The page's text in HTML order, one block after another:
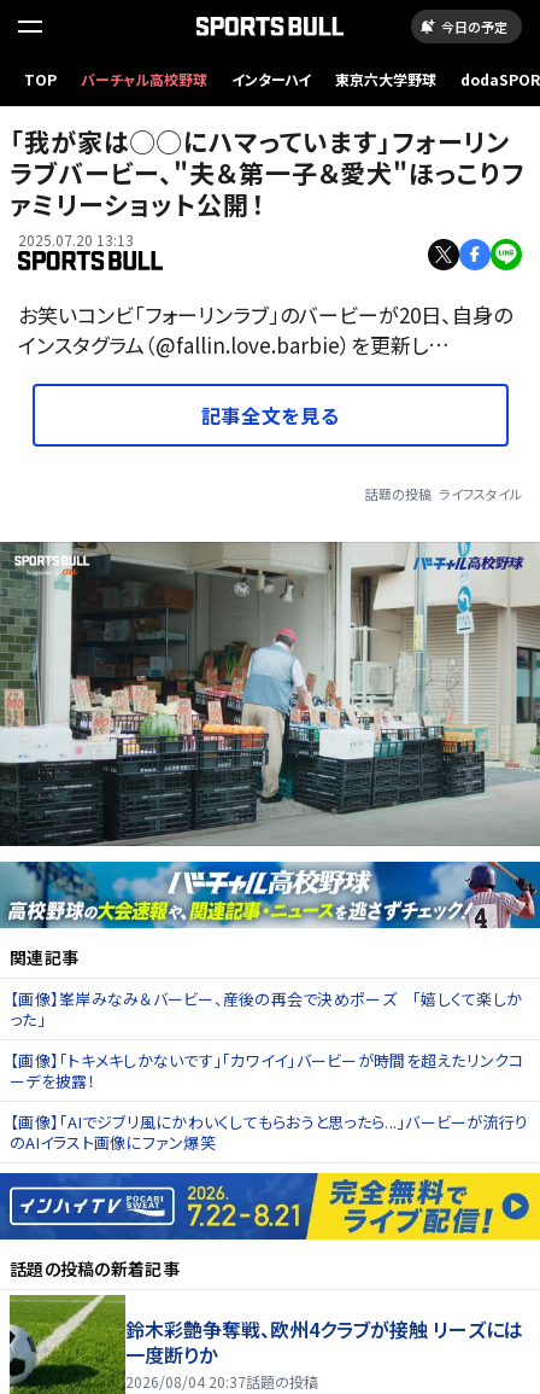
今日の予定
TOP バーチャル高校野球 インターハイ 東京六大学野球
「我が家は◯◯にハマっています」フォーリン
ラブバービー、"夫＆第一子＆愛犬"ほっこりフ
ァミリーショット公開！
2025.07.20 13:13
お笑いコンビ「フォーリンラブ」のバービーが20日、自身の
インスタグラム（@fallin.love.barbie）を更新し…
記事全文を見る
話題の投稿 ライフスタイル
関連記事
【画像】峯岸みなみ＆バービー、産後の再会で決めポーズ 「嬉しくて楽しか
った」
【画像】「トキメキしかないです」「カワイイ」バービーが時間を超えたリンクコ
ーデを披露！
【画像】「AIでジブリ風にかわいくしてもらおうと思ったら...」バービーが流行り
のAIイラスト画像にファン爆笑
話題の投稿の新着記事
鈴木彩艶争奪戦、欧州4クラブが接触 リーズには
一度断りか
2026/08/04 20:37話題の投稿